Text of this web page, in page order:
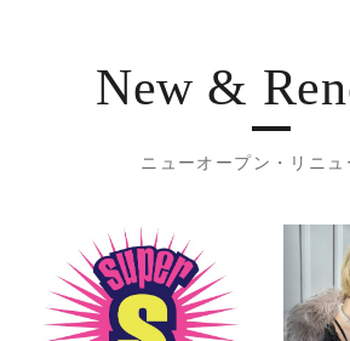
New &
ニューオープン・リニュ